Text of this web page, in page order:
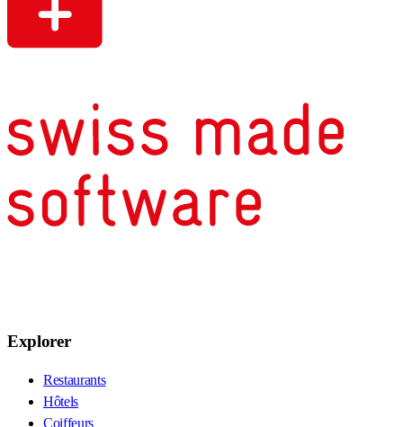
Explorer
Restaurants
Hôtels
Coiffeurs